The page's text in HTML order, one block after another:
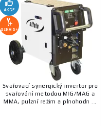
AKCE
SERVIS+
Svařovací synergický invertor pro
svařování metodou MIG/MAG a
MMA, pulzní režim a plnohodn ...